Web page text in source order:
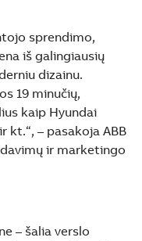
sprendimo,
iš galingiausių
dizainu.
19 minučių,
kaip Hyundai
kt.“, – pasakoja ABB
ir marketingo
– šalia verslo